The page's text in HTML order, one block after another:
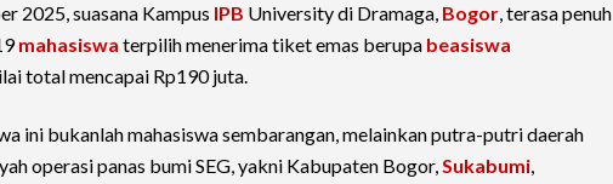
2025, suasana Kampus IPB University di Dramaga, Bogor, terasa penuh
mahasiswa terpilih menerima tiket emas berupa beasiswa
total mencapai Rp190 juta.
ini bukanlah mahasiswa sembarangan, melainkan putra-putri daerah
operasi panas bumi SEG, yakni Kabupaten Bogor,Sukabumi,